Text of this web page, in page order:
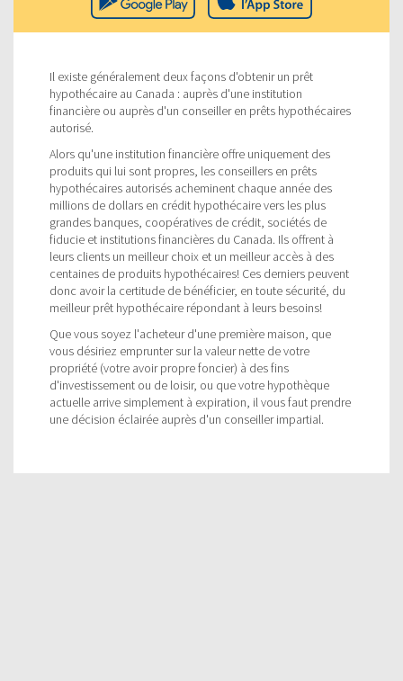
Il existe généralement deux façons d'obtenir un prêt
hypothécaire au Canada : auprès d'une institution
financière ou auprès d'un conseiller en prêts hypothécaires
autorisé.
Alors qu'une institution financière offre uniquement des
produits qui lui sont propres, les conseillers en prêts
hypothécaires autorisés acheminent chaque année des
millions de dollars en crédit hypothécaire vers les plus
grandes banques, coopératives de crédit, sociétés de
fiducie et institutions financières du Canada. Ils offrent à
leurs clients un meilleur choix et un meilleur accès à des
centaines de produits hypothécaires! Ces derniers peuvent
donc avoir la certitude de bénéficier, en toute sécurité, du
meilleur prêt hypothécaire répondant à leurs besoins!
Que vous soyez l'acheteur d'une première maison, que
vous désiriez emprunter sur la valeur nette de votre
propriété (votre avoir propre foncier) à des fins
d'investissement ou de loisir, ou que votre hypothèque
actuelle arrive simplement à expiration, il vous faut prendre
une décision éclairée auprès d'un conseiller impartial.